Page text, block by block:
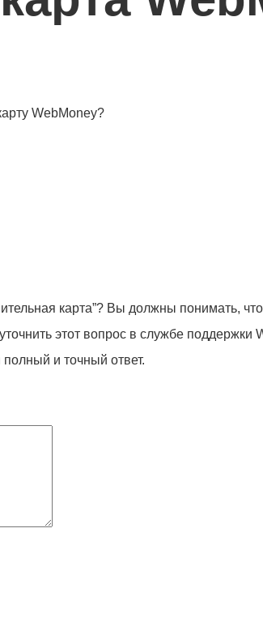
WebMoney?
карта”? Вы должны понимать,
этот вопрос в службе поддержки
полный и точный ответ.